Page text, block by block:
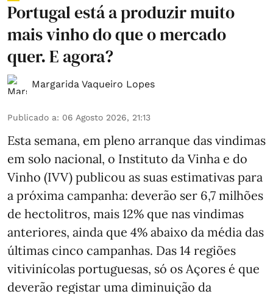
Portugal está a produzir muito
mais vinho do que o mercado
quer. E agora?
Margarida Vaqueiro Lopes
Publicado a: 06 Agosto 2026, 21:13
Esta semana, em pleno arranque das vindimas
em solo nacional, o Instituto da Vinha e do
Vinho (IVV) publicou as suas estimativas para
a próxima campanha: deverão ser 6,7 milhões
de hectolitros, mais 12% que nas vindimas
anteriores, ainda que 4% abaixo da média das
últimas cinco campanhas. Das 14 regiões
vitivinícolas portuguesas, só os Açores é que
deverão registar uma diminuição da